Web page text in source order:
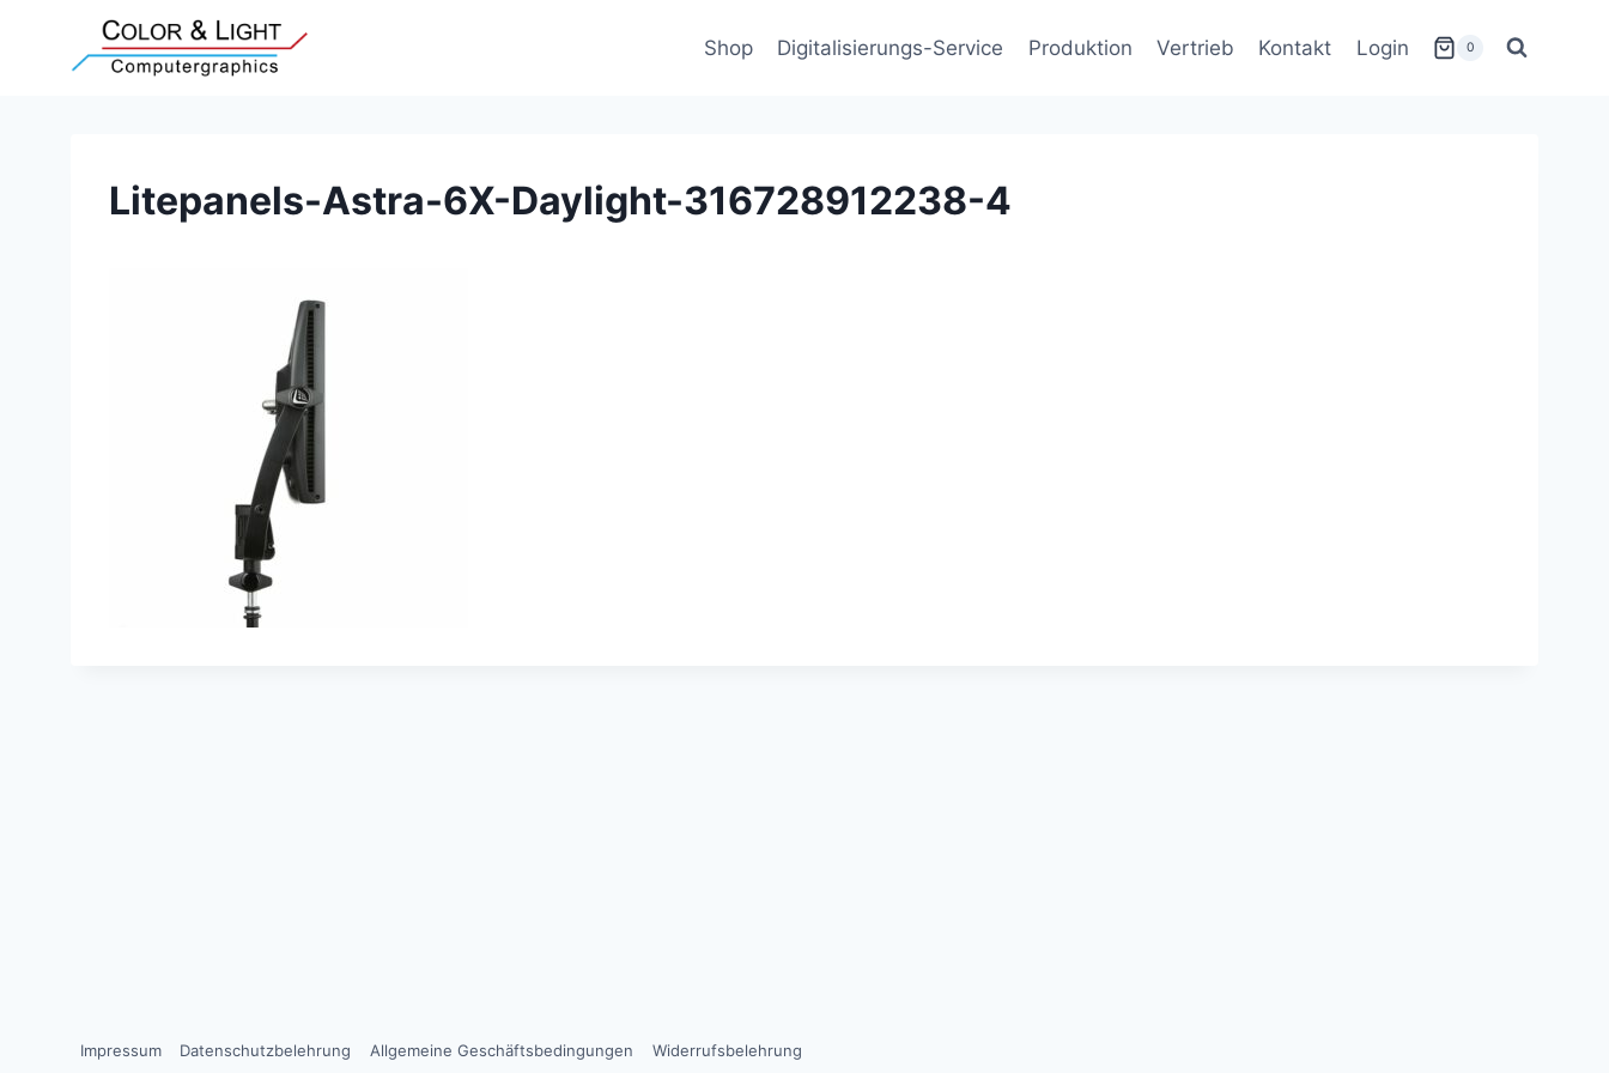
springen
Shop Digitalisierungs-Service Produktion Vertrieb Kontakt Login 0
Litepanels-Astra-6X-Daylight-316728912238-4
Impressum Datenschutzbelehrung Allgemeine Geschäftsbedingungen Widerrufsbelehrung